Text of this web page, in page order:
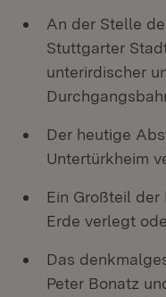
An der Stelle
Stuttgarter
unterirdischer
Der heutige
Untertürkheim
Ein Großteil
Erde verlegt
Das
Peter Bonatz